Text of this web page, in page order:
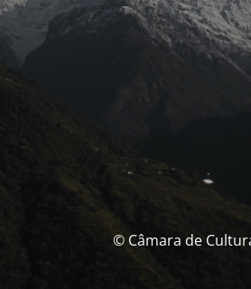
© Câmara de